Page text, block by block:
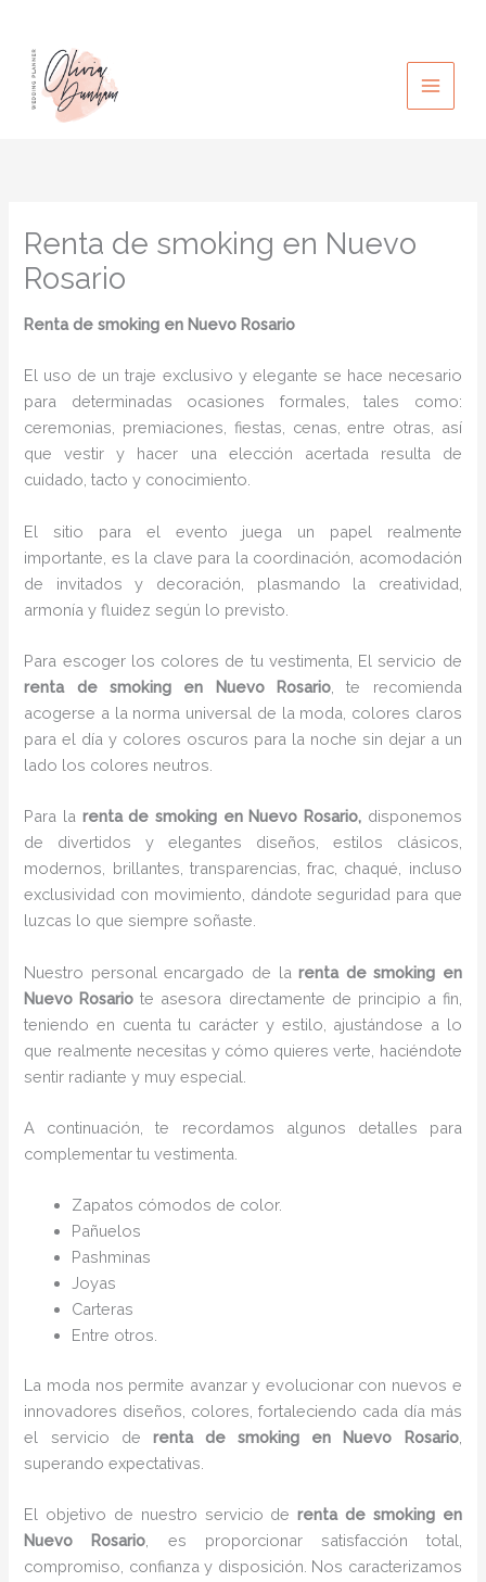
contenido
Renta de smoking en Nuevo
Rosario
Renta de smoking en Nuevo Rosario
El uso de un traje exclusivo y elegante se hace necesario
para determinadas ocasiones formales, tales como:
ceremonias, premiaciones, fiestas, cenas, entre otras, así
que vestir y hacer una elección acertada resulta de
cuidado, tacto y conocimiento.
El sitio para el evento juega un papel realmente
importante, es la clave para la coordinación, acomodación
de invitados y decoración, plasmando la creatividad,
armonía y fluidez según lo previsto.
Para escoger los colores de tu vestimenta, El servicio de
renta de smoking en Nuevo Rosario, te recomienda
acogerse a la norma universal de la moda, colores claros
para el día y colores oscuros para la noche sin dejar a un
lado los colores neutros.
Para la renta de smoking en Nuevo Rosario, disponemos
de
divertidos y elegantes diseños, estilos clásicos,
modernos, brillantes, transparencias, frac, chaqué, incluso
exclusividad con movimiento, dándote seguridad para que
luzcas lo que siempre soñaste.
Nuestro personal encargado de larenta de smoking en
Nuevo Rosario te asesora directamente de principio a fin,
teniendo en cuenta tu carácter y estilo, ajustándose a lo
que realmente necesitas y cómo quieres verte, haciéndote
sentir radiante y muy especial.
A continuación, te recordamos algunos detalles para
complementar tu vestimenta.
Zapatos cómodos de color.
Pañuelos
Pashminas
Joyas
Carteras
Entre otros.
La moda nos permite avanzar y evolucionar con nuevos e
innovadores diseños, colores, fortaleciendo cada día más
el servicio de renta de smoking en Nuevo Rosario,
superando expectativas.
El objetivo de nuestro servicio derenta de smoking en
Nuevo Rosario, es proporcionar satisfacción total,
compromiso, confianza y disposición. Nos caracterizamos